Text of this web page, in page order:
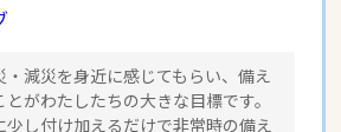
減災を身近に感じてもらい、備え
がわたしたちの大きな目標です。
少し付け加えるだけで非常時の備え